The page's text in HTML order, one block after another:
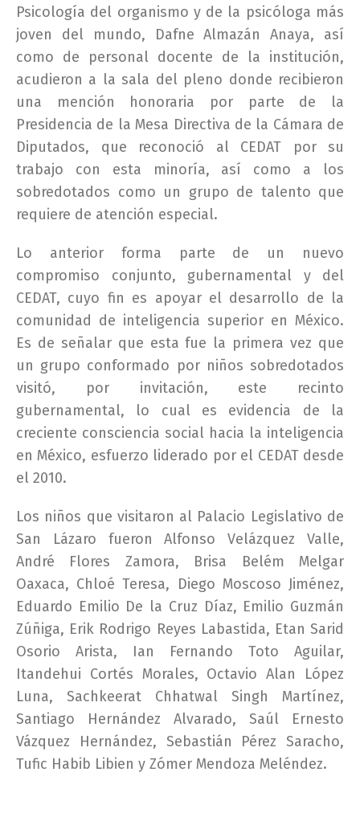
Psicología del organismo y de la psicóloga más
joven del mundo, Dafne Almazán Anaya, así
como de personal docente de la institución,
acudieron a la sala del pleno donde recibieron
una mención honoraria por parte de la
Presidencia de la Mesa Directiva de la Cámara de
Diputados, que reconoció al CEDAT por su
trabajo con esta minoría, así como a los
sobredotados como un grupo de talento que
requiere de atención especial.
Lo anterior forma parte de un nuevo
compromiso conjunto, gubernamental y del
CEDAT, cuyo fin es apoyar el desarrollo de la
comunidad de inteligencia superior en México.
Es de señalar que esta fue la primera vez que
un grupo conformado por niños sobredotados
visitó, por invitación, este recinto
gubernamental, lo cual es evidencia de la
creciente consciencia social hacia la inteligencia
en México, esfuerzo liderado por el CEDAT desde
el 2010.
Los niños que visitaron al Palacio Legislativo de
San Lázaro fueron Alfonso Velázquez Valle,
André Flores Zamora, Brisa Belém Melgar
Oaxaca, Chloé Teresa, Diego Moscoso Jiménez,
Eduardo Emilio De la Cruz Díaz, Emilio Guzmán
Zúñiga, Erik Rodrigo Reyes Labastida, Etan Sarid
Osorio Arista, Ian Fernando Toto Aguilar,
Itandehui Cortés Morales, Octavio Alan López
Luna, Sachkeerat Chhatwal Singh Martínez,
Santiago Hernández Alvarado, Saúl Ernesto
Vázquez Hernández, Sebastián Pérez Saracho,
Tufic Habib Libien y Zómer Mendoza Meléndez.